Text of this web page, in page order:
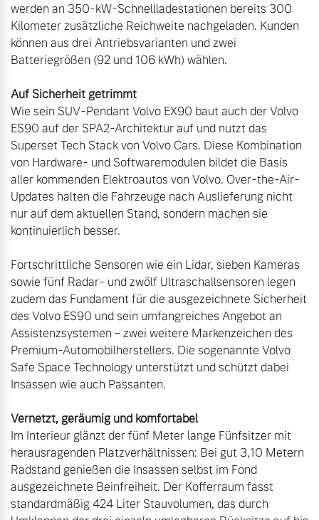
werden an 350-kW-Schnellladestationen bereits 300
Kilometer zusätzliche Reichweite nachgeladen. Kunden
können aus drei Antriebsvarianten und zwei
Batteriegrößen (92 und 106 kWh) wählen.
Auf Sicherheit getrimmt
Wie sein SUV-Pendant Volvo EX90 baut auch der Volvo
ES90 auf der SPA2-Architektur auf und nutzt das
Superset Tech Stack von Volvo Cars. Diese Kombination
von Hardware- und Softwaremodulen bildet die Basis
aller kommenden Elektroautos von Volvo. Over-the-Air-
Updates halten die Fahrzeuge nach Auslieferung nicht
nur auf dem aktuellen Stand, sondern machen sie
kontinuierlich besser.
Fortschrittliche Sensoren wie ein Lidar, sieben Kameras
sowie fünf Radar- und zwölf Ultraschallsensoren legen
zudem das Fundament für die ausgezeichnete Sicherheit
des Volvo ES90 und sein umfangreiches Angebot an
Assistenzsystemen – zwei weitere Markenzeichen des
Premium-Automobilherstellers. Die sogenannte Volvo
Safe Space Technology unterstützt und schützt dabei
Insassen wie auch Passanten.
Vernetzt, geräumig und komfortabel
Im Interieur glänzt der fünf Meter lange Fünfsitzer mit
herausragenden Platzverhältnissen: Bei gut 3,10 Metern
Radstand genießen die Insassen selbst im Fond
ausgezeichnete Beinfreiheit. Der Kofferraum fasst
standardmäßig 424 Liter Stauvolumen, das durch